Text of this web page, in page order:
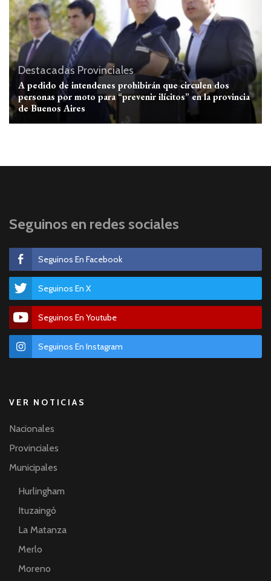
Destacadas Provinciales
A pedido de intendenes prohibirán que circulen dos
personas por moto para “prevenir ilícitos” en la provincia
de Buenos Aires
Seguinos en redes sociales
Seguinos En Facebook
Seguinos En X
Seguinos En Youtube
Seguinos En Instagram
VER NOTICIAS
Nacionales
Provinciales
Municipales
Hurlingham
Ituzaingó
La Matanza
Merlo
Moreno